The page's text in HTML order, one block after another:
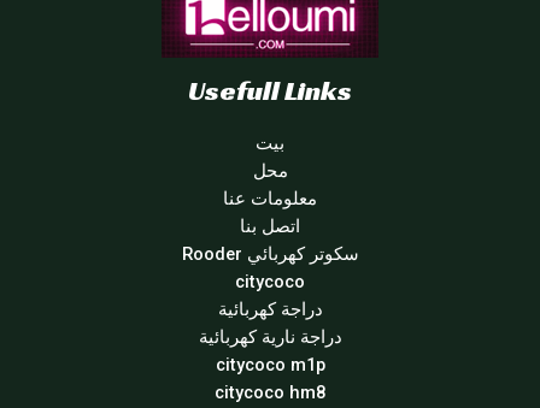
Usefull Links
بيت
محل
معلومات عنا
اتصل بنا
سكوتر كهربائي Rooder
citycoco
دراجة كهربائية
دراجة نارية كهربائية
citycoco m1p
citycoco hm8